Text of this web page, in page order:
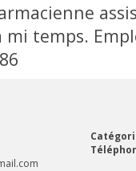
temps.